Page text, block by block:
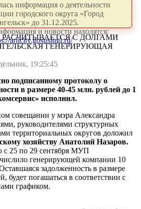
информация о деятельности
городского округа «Город
до 31.12.2025.
и новости находятся:
arhcity.gosuslugi.ru/С ДОЛГАМИ
ГЕНЕРИРУЮЩАЯ
19:25:45
подписанному протоколу о
в размере 40-45 млн. рублей до 1
исполнил.
совещании у мэра Александра
руководителями структурных
территориальных округов доложил
хозяйству Анатолий Назаров.
25 по 29 сентября МУП
генерирующей компании 10
задолженность в размере
будет погашаться в соответствии с
графиком.